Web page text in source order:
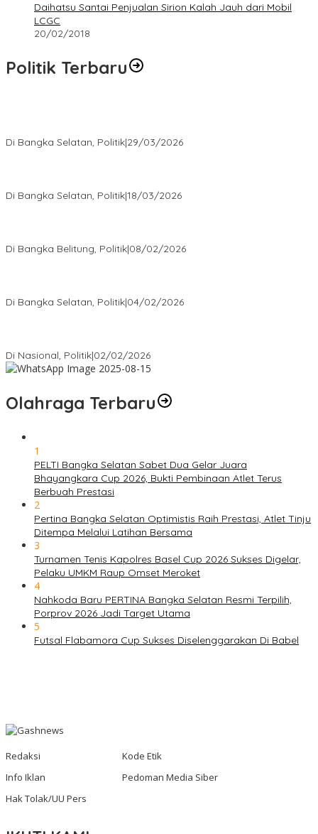
Daihatsu Santai Penjualan Sirion Kalah Jauh dari Mobil
LCGC
20/02/2018
Politik Terbaru
Di Bangka Selatan, Politik|29/03/2026
Di Bangka Selatan, Politik|18/03/2026
Di Bangka Belitung, Politik|08/02/2026
Di Bangka Selatan, Politik|04/02/2026
Di Nasional, Politik|02/02/2026
Olahraga Terbaru
1
PELTI Bangka Selatan Sabet Dua Gelar Juara
Bhayangkara Cup 2026, Bukti Pembinaan Atlet Terus
Berbuah Prestasi
2
Pertina Bangka Selatan Optimistis Raih Prestasi, Atlet Tinju
Ditempa Melalui Latihan Bersama
3
Turnamen Tenis Kapolres Basel Cup 2026 Sukses Digelar,
Pelaku UMKM Raup Omset Meroket
4
Nahkoda Baru PERTINA Bangka Selatan Resmi Terpilih,
Porprov 2026 Jadi Target Utama
5
Futsal Flabamora Cup Sukses Diselenggarakan Di Babel
Redaksi
Kode Etik
Info Iklan
Pedoman Media Siber
Hak Tolak/UU Pers